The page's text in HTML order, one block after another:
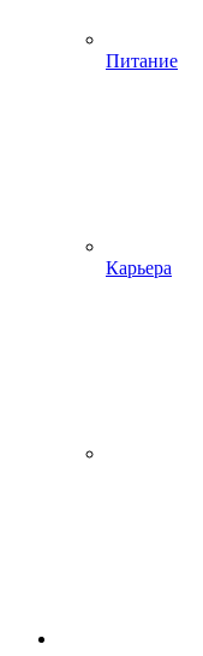
Питание
Карьера